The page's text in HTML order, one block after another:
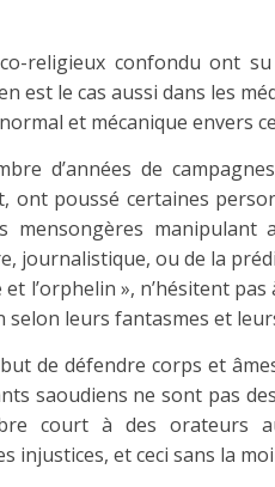
religieux confondu ont
est le cas aussi dans les
et mécanique envers
d’années de
ont poussé certaines
manipulant
journalistique, ou de la
l’orphelin », n’hésitent
leurs fantasmes et
de défendre corps et
saoudiens ne sont pas
court à des orateurs
injustices, et ceci sans la